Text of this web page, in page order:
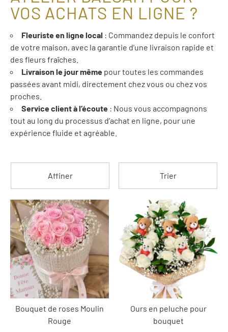
VOS ACHATS EN LIGNE ?
Fleuriste en ligne local : Commandez depuis le confort
de votre maison, avec la garantie d’une livraison rapide et
des fleurs fraîches.
Livraison le jour même pour toutes les commandes
passées avant midi, directement chez vous ou chez vos
proches.
Service client à l’écoute : Nous vous accompagnons
tout au long du processus d’achat en ligne, pour une
expérience fluide et agréable.
Affiner Trier
Bouquet de roses Moulin
Rouge
Ours en peluche pour
bouquet